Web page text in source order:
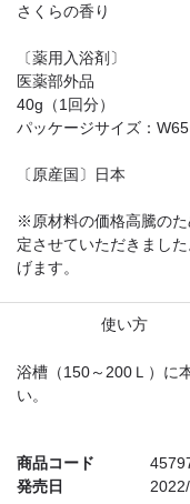
商品コード
発売日
さくらの香り
〔薬用入浴剤〕
医薬部外品
40g（1回分）
パッケージサイズ：
〔原産国〕日本
※原材料の価格高騰の
定させていただきまし
げます。
使い方
浴槽（150～200Ｌ）に
い。